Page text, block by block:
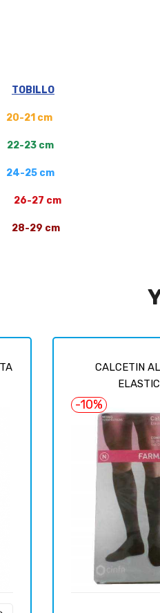
TOBILLO
21 cm
23 cm
25 cm
27 cm
29 cm
CALCETIN
-10%